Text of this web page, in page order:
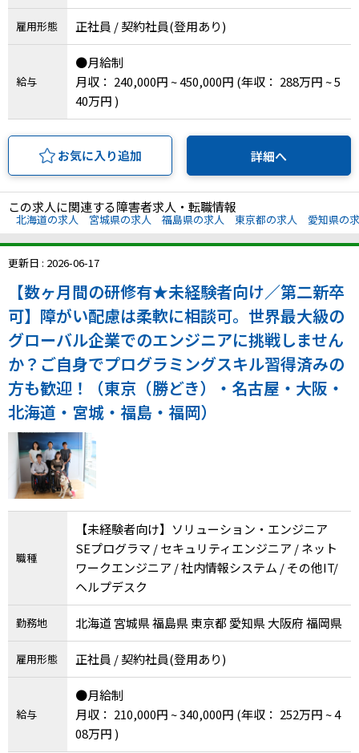
雇用形態 正社員 / 契約社員(登用あり)
給与
●月給制
月収： 240,000円 ~ 450,000円 (年収： 288万円 ~ 5
40万円 )
お気に入り追加 詳細へ
この求人に関連する障害者求人・転職情報
北海道の求人 宮城県の求人 福島県の求人 東京都の求人 愛知県の
更新日 : 2026-06-17
【数ヶ月間の研修有★未経験者向け／第二新卒
可】障がい配慮は柔軟に相談可。世界最大級の
グローバル企業でのエンジニアに挑戦しません
か？ご自身でプログラミングスキル習得済みの
方も歓迎！（東京（勝どき）・名古屋・大阪・
北海道・宮城・福島・福岡）
職種
【未経験者向け】ソリューション・エンジニア
SEプログラマ / セキュリティエンジニア / ネット
ワークエンジニア / 社内情報システム / その他IT/
ヘルプデスク
勤務地 北海道 宮城県 福島県 東京都 愛知県 大阪府 福岡県
雇用形態 正社員 / 契約社員(登用あり)
給与
●月給制
月収： 210,000円 ~ 340,000円 (年収： 252万円 ~ 4
08万円 )